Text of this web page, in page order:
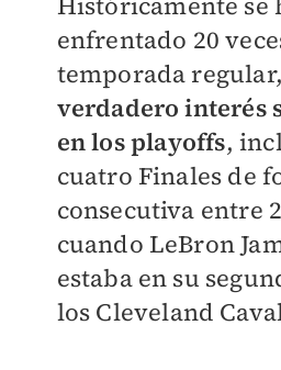
enfrentado 20
temporada
verdadero interés
en los playoffs,
cuatro Finales de
consecutiva entre
cuando LeBron
estaba en su
los Cleveland